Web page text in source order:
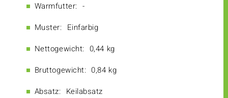
Warmfutter: -
Muster: Einfarbig
Nettogewicht: 0,44 kg
Bruttogewicht: 0,84 kg
Absatz: Keilabsatz